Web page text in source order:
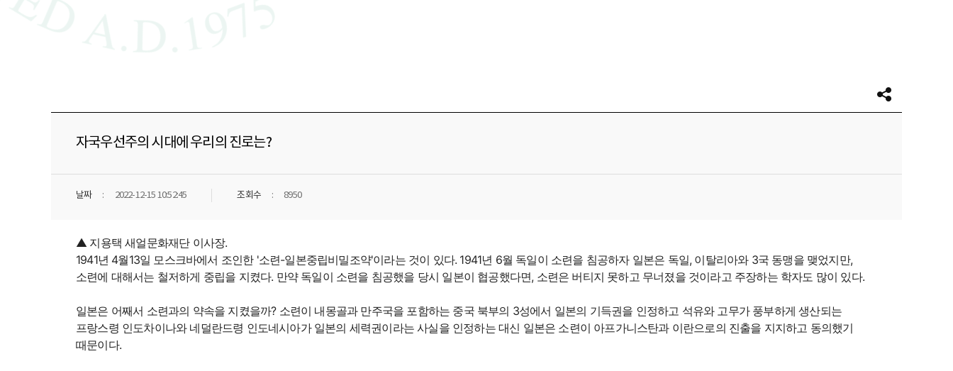
자국우선주의 시대에 우리의 진로는?
날짜 2022-12-15 10:52:45 조회수 8950
▲ 지용택 새얼문화재단 이사장.
1941년 4월13일 모스크바에서 조인한 '소련-일본중립비밀조약'이라는 것이 있다. 1941년 6월 독일이 소련을 침공하자 일본은 독일, 이탈리아와 3국 동맹을 맺었지만,
소련에 대해서는 철저하게 중립을 지켰다. 만약 독일이 소련을 침공했을 당시 일본이 협공했다면, 소련은 버티지 못하고 무너졌을 것이라고 주장하는 학자도 많이 있다.
일본은 어째서 소련과의 약속을 지켰을까? 소련이 내몽골과 만주국을 포함하는 중국 북부의 3성에서 일본의 기득권을 인정하고 석유와 고무가 풍부하게 생산되는
프랑스령 인도차이나와 네덜란드령 인도네시아가 일본의 세력권이라는 사실을 인정하는 대신 일본은 소련이 아프가니스탄과 이란으로의 진출을 지지하고 동의했기
때문이다.